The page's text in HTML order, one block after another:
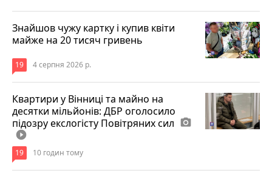
Знайшов чужу картку і купив квіти
майже на 20 тисяч гривень
19 4 серпня 2026 р.
Квартири у Вінниці та майно на
десятки мільйонів: ДБР оголосило
підозру екслогісту Повітряних сил photo_camera
play_circle_filled
19 10 годин тому